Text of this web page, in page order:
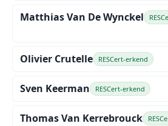
Matthias Van De Wynckel
Olivier Crutelle RESCert-erkend
Sven Keerman RESCert-erkend
Thomas Van Kerrebrouck